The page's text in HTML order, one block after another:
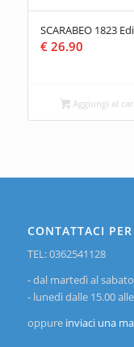
SCARABEO 1823
€26.90
Aggiungi al
CONTATTACI
TEL: 0362541128
- dal martedì al sabato
- lunedì dalle 15.00
oppureinviaci una